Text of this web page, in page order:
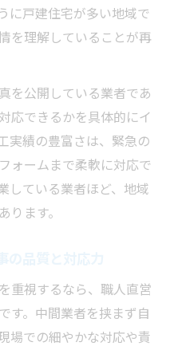
に戸建住宅が多い地域で
を理解していることが再
を公開している業者であ
応できるかを具体的にイ
実績の豊富さは、緊急の
ォームまで柔軟に対応で
している業者ほど、地域
ます。
重視するなら、職人直営
す。中間業者を挟まず自
場での細やかな対応や責